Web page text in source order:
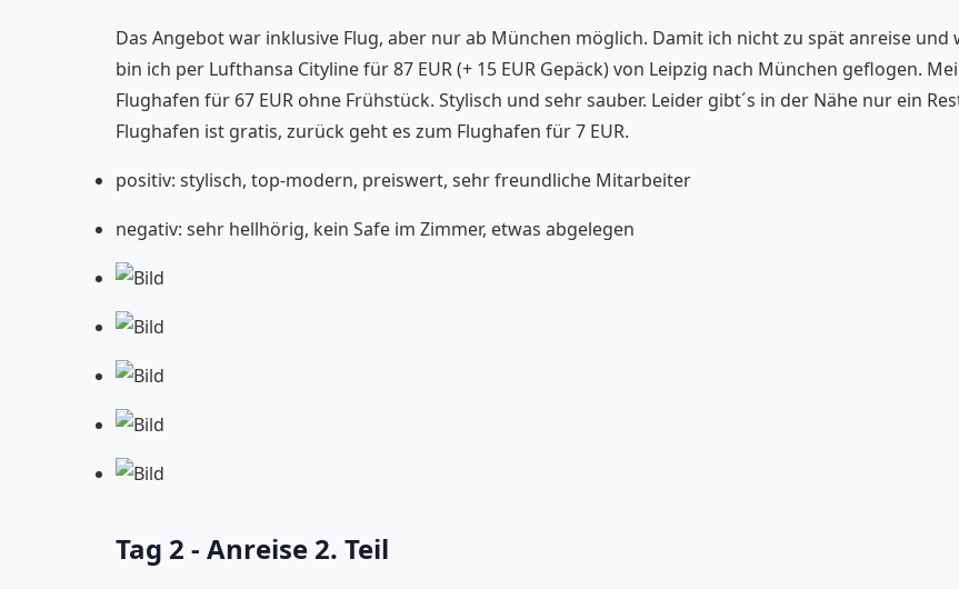
Das Angebot war inklusive Flug, aber nur ab München möglich. Damit ich nicht zu spät anreise
bin ich per Lufthansa Cityline für 87 EUR (+ 15 EUR Gepäck) von Leipzig nach München geflogen.
Flughafen für 67 EUR ohne Frühstück. Stylisch und sehr sauber. Leider gibt´s in der Nähe nur ein
Flughafen ist gratis, zurück geht es zum Flughafen für 7 EUR.
positiv: stylisch, top-modern, preiswert, sehr freundliche Mitarbeiter
negativ: sehr hellhörig, kein Safe im Zimmer, etwas abgelegen
Tag 2 - Anreise 2. Teil